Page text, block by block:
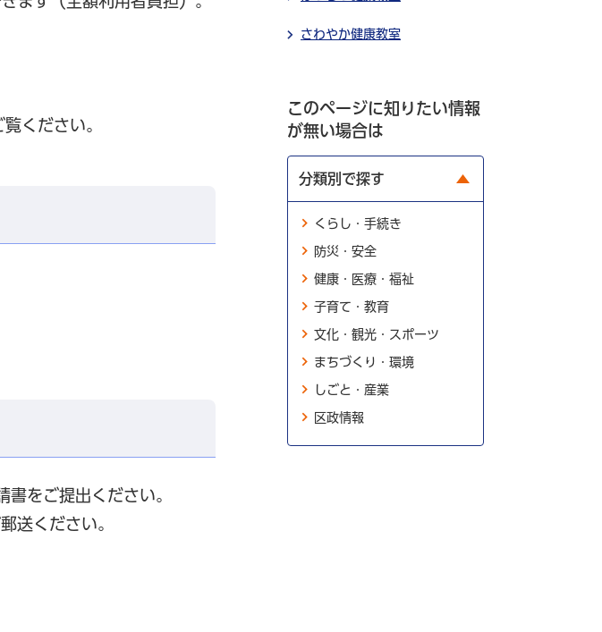
覧ください。
書をご提出ください。
送ください。
さわやか健康教室
このページに知りたい情報
が無い場合は
分類別で探す
くらし・手続き
防災・安全
健康・医療・福祉
子育て・教育
文化・観光・スポーツ
まちづくり・環境
しごと・産業
区政情報